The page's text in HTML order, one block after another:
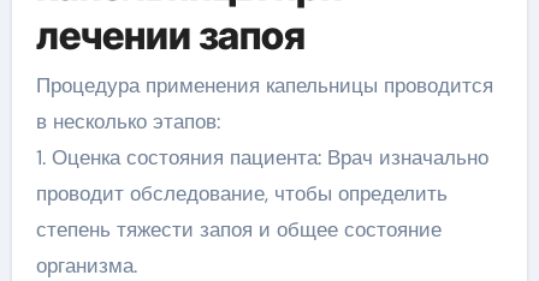
лечении запоя
Процедура применения капельницы проводится
в несколько этапов:
1. Оценка состояния пациента: Врач изначально
проводит обследование, чтобы определить
степень тяжести запоя и общее состояние
организма.